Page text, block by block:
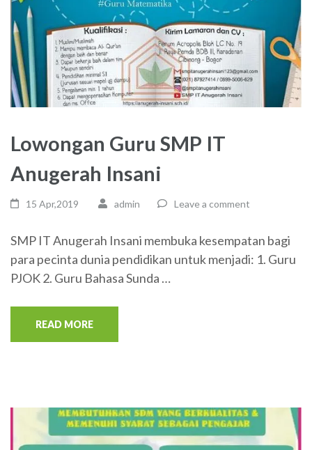
Lowongan Guru SMP IT
Anugerah Insani
15 Apr,2019 admin Leave a comment
SMP IT Anugerah Insani membuka kesempatan bagi
para pecinta dunia pendidikan untuk menjadi: 1. Guru
PJOK 2. Guru Bahasa Sunda …
READ MORE